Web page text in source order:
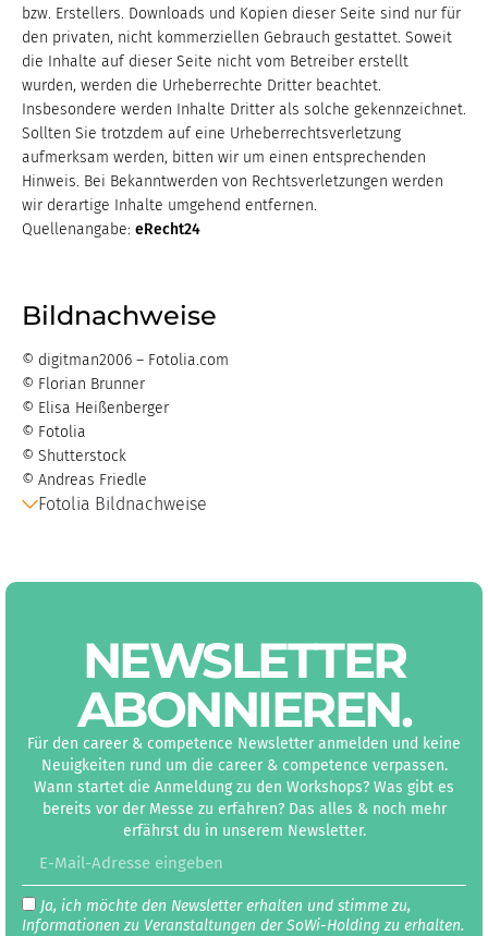
bzw. Erstellers. Downloads und Kopien dieser Seite sind nur für
den privaten, nicht kommerziellen Gebrauch gestattet. Soweit
die Inhalte auf dieser Seite nicht vom Betreiber erstellt
wurden, werden die Urheberrechte Dritter beachtet.
Insbesondere werden Inhalte Dritter als solche gekennzeichnet.
Sollten Sie trotzdem auf eine Urheberrechtsverletzung
aufmerksam werden, bitten wir um einen entsprechenden
Hinweis. Bei Bekanntwerden von Rechtsverletzungen werden
wir derartige Inhalte umgehend entfernen.
Quellenangabe: eRecht24
Bildnachweise
© digitman2006 – Fotolia.com
© Florian Brunner
© Elisa Heißenberger
© Fotolia
© Shutterstock
© Andreas Friedle
Fotolia Bildnachweise
NEWS­LETTER
ABON­NIEREN.
Für den career & competence Newsletter anmelden und keine
Neuigkeiten rund um die career & competence verpassen.
Wann startet die Anmeldung zu den Workshops? Was gibt es
bereits vor der Messe zu erfahren? Das alles & noch mehr
erfährst du in unserem Newsletter.
Ja, ich möchte den Newsletter erhalten und stimme zu,
Informationen zu Veranstaltungen der SoWi-Holding zu erhalten.